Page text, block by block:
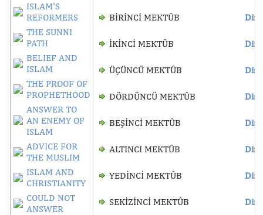
ISLAM'S
REFORMERS
THE SUNNI
PATH
BELIEF AND
ISLAM
THE PROOF OF
PROPHETHOOD
ANSWER TO
AN ENEMY OF
ISLAM
ADVICE FOR
THE MUSLIM
ISLAM AND
CHRISTIANITY
COULD NOT
ANSWER
BİRİNCİ MEKTÛB
İKİNCİ MEKTÛB
ÜÇÜNCÜ MEKTÛB
DÖRDÜNCÜ MEKTÛB
BEŞİNCİ MEKTÛB
ALTINCI MEKTÛB
YEDİNCİ MEKTÛB
SEKİZİNCİ MEKTÛB